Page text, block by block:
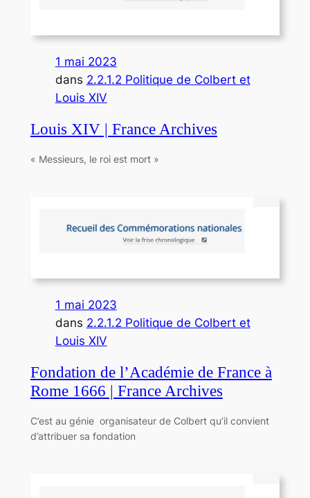
1 mai 2023
dans 2.2.1.2 Politique de Colbert et
Louis XIV
Louis XIV | France Archives
« Messieurs, le roi est mort »
1 mai 2023
dans 2.2.1.2 Politique de Colbert et
Louis XIV
Fondation de l’Académie de France à
Rome 1666 | France Archives
C’est au génie organisateur de Colbert qu’il convient
d’attribuer sa fondation